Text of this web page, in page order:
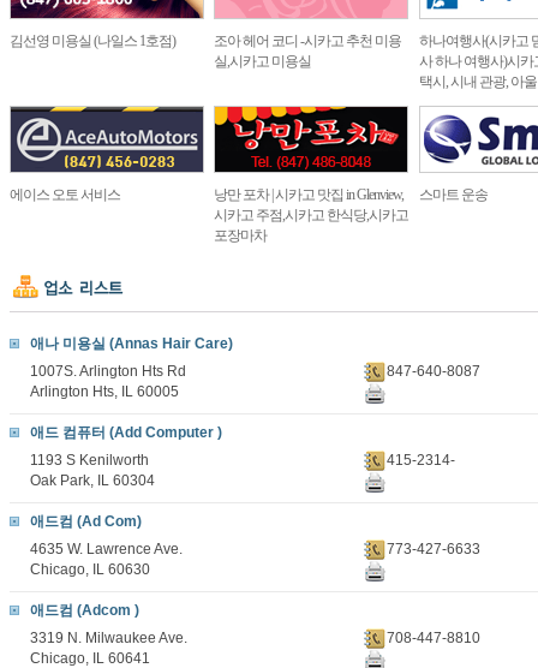
김선영 미용실 (나일스 1호점)
조아 헤어 코디 -시카고 추천 미용
실,시카고 미용실
하나여행사(시카고
사 하나 여행사)시카
택시, 시내 관광, 아
에이스 오토 서비스
낭만 포차 | 시카고 맛집 in Glenview,
시카고 주점,시카고 한식당,시카고
포장마차
스마트 운송
애나 미용실 (Annas Hair Care)
1007S. Arlington Hts Rd
Arlington Hts, IL 60005
847-640-8087
애드 컴퓨터 (Add Computer )
1193 S Kenilworth
Oak Park, IL 60304
415-2314-
애드컴 (Ad Com)
4635 W. Lawrence Ave.
Chicago, IL 60630
773-427-6633
애드컴 (Adcom )
3319 N. Milwaukee Ave.
Chicago, IL 60641
708-447-8810